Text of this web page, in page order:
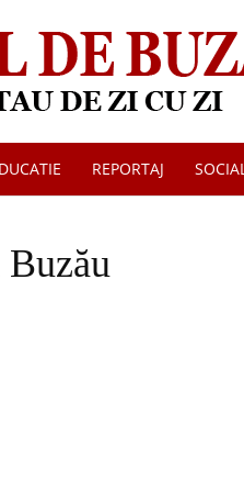
Jurnalul
REPORTAJ